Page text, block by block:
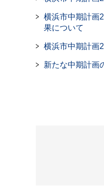
横浜市中期計画
果について
横浜市中期計画
新たな中期計画